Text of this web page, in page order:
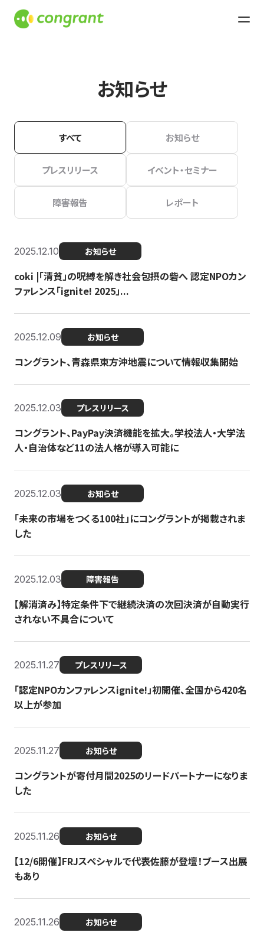
お知らせ
すべて お知らせ
プレスリリース イベント・セミナー
障害報告 レポート
2025.12.10 お知らせ
coki |「清貧」の呪縛を解き社会包摂の砦へ 認定NPOカン
ファレンス「ignite! 2025」...
2025.12.09 お知らせ
コングラント、青森県東方沖地震について情報収集開始
2025.12.03 プレスリリース
コングラント、PayPay決済機能を拡大。学校法人・大学法
人・自治体など11の法人格が導入可能に
2025.12.03 お知らせ
「未来の市場をつくる100社」にコングラントが掲載されま
した
2025.12.03 障害報告
【解消済み】特定条件下で継続決済の次回決済が自動実行
されない不具合について
2025.11.27 プレスリリース
「認定NPOカンファレンスignite!」初開催、全国から420名
以上が参加
2025.11.27 お知らせ
コングラントが寄付月間2025のリードパートナーになりま
した
2025.11.26 お知らせ
【12/6開催】FRJスペシャルで代表佐藤が登壇！ブース出展
もあり
2025.11.26 お知らせ